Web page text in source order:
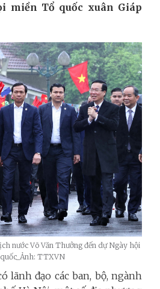
miền Tổ quốc xuân Giáp
nước Võ Văn Thưởng đến dự Ngày hội
TTXVN
lãnh đạo các ban, bộ, ngành